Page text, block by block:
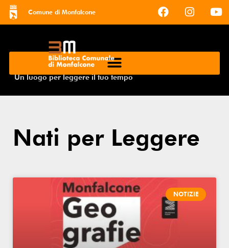
Comune di Monfalcone
Un luogo per leggere il tuo tempo
Nati per Leggere
NOTIZIE